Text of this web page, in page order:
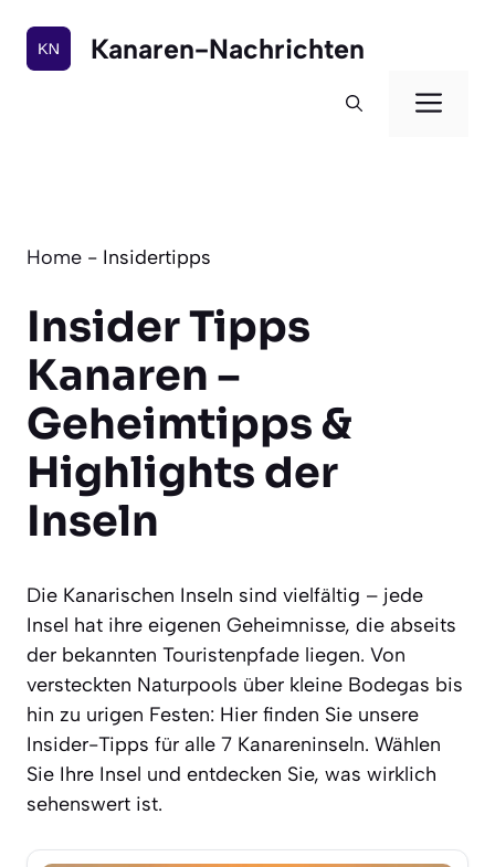
Inhalt
springen
Kanaren-Nachrichten
Home - Insidertipps
Insider Tipps
Kanaren –
Geheimtipps &
Highlights der
Inseln
Die Kanarischen Inseln sind vielfältig – jede
Insel hat ihre eigenen Geheimnisse, die abseits
der bekannten Touristenpfade liegen. Von
versteckten Naturpools über kleine Bodegas bis
hin zu urigen Festen: Hier finden Sie unsere
Insider-Tipps für alle 7 Kanareninseln. Wählen
Sie Ihre Insel und entdecken Sie, was wirklich
sehenswert ist.